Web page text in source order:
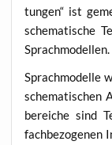
tun­gen“ ist
sche­ma­ti­sche
Sprachmodellen.
Sprach­mo­del­le
sche­ma­ti­schen
be­rei­che sind
fach­be­zo­ge­nen